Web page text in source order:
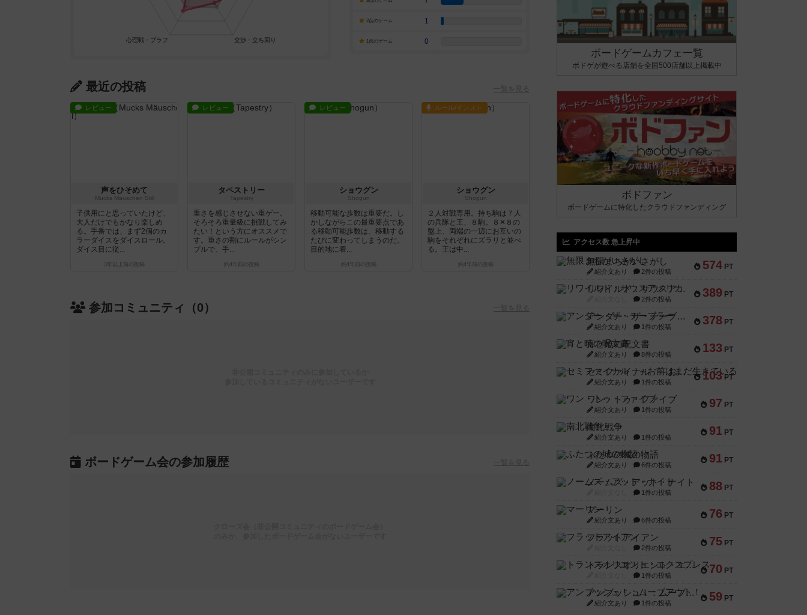
2点のゲーム 1
1点のゲーム 0
最近の投稿 一覧を見る
レビュー
声をひそめて
Mucks Mäuschen Still
子供用にと思っていたけど、
大人だけでもかなり楽しめ
る。手番では、まず2個のカ
ラーダイスをダイスロール。
ダイス目に従...
3年以上前 の投稿
レビュー
タペストリー
Tapestry
重さを感じさせない重ゲー。
そろそろ重量級に挑戦してみ
たい！という方にオススメで
す。重さの割にルールがシン
プルで、手...
約4年前 の投稿
レビュー
ショウグン
Shogun
移動可能な歩数は重要だ。し
かしながらこの最重要点であ
る移動可能歩数は、移動する
たびに変わってしまうのだ。
目的地に着...
約4年前 の投稿
ルール/インスト
ショウグン
Shogun
２人対戦専用。持ち駒は７人
の兵隊と王、８駒。８✕８の
盤上、両端の一辺にお互いの
駒をそれぞれにズラリと並べ
る。王は中...
約4年前 の投稿
参加コミュニティ（0） 一覧を見る
ボードゲーム会の参加履歴 一覧を見る
ボードゲームカフェ一覧
ボドゲが遊べる店舗を全国500店舗以上掲載中
ボドファン
ボードゲームに特化したクラウドファンディング
アクセス数 急上昇中
574 PT
無限まちがいさがし
紹介文あり 2件の投稿
389 PT
リワイルド：サウスアメリカ
2件の投稿
378 PT
アンダー・ザ・テーブラー
紹介文あり 1件の投稿
133 PT
宵と暁の呪文書
紹介文あり 8件の投稿
103 PT
セミファイナル ～お前はまだ生きている～
紹介文あり 1件の投稿
97 PT
ワン・トゥ・ファイブ
紹介文あり 1件の投稿
91 PT
南北戦争
紹介文あり 1件の投稿
91 PT
ふたつの城の物語
紹介文あり 6件の投稿
88 PT
ノームズ・アット・ナイト
1件の投稿
76 PT
マーリン
紹介文あり 6件の投稿
75 PT
フラットアイアン
2件の投稿
70 PT
トランスオリエント・エクスプレス
1件の投稿
59 PT
アンブッシュ！：ムーブアウト！
紹介文あり 1件の投稿